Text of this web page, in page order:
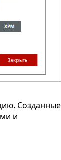
Созданные
и